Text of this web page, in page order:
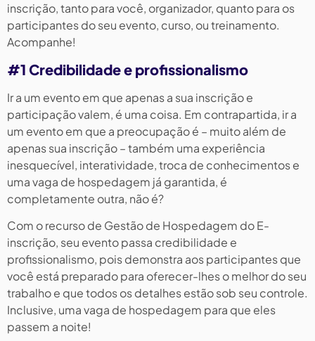
inscrição, tanto para você, organizador, quanto para os
participantes do seu evento, curso, ou treinamento.
Acompanhe!
#1 Credibilidade e profissionalismo
Ir a um evento em que apenas a sua inscrição e
participação valem, é uma coisa. Em contrapartida, ir a
um evento em que a preocupação é – muito além de
apenas sua inscrição – também uma experiência
inesquecível, interatividade, troca de conhecimentos e
uma vaga de hospedagem já garantida, é
completamente outra, não é?
Com o recurso de Gestão de Hospedagem do E-
inscrição, seu evento passa credibilidade e
profissionalismo, pois demonstra aos participantes que
você está preparado para oferecer-lhes o melhor do seu
trabalho e que todos os detalhes estão sob seu controle.
Inclusive, uma vaga de hospedagem para que eles
passem a noite!